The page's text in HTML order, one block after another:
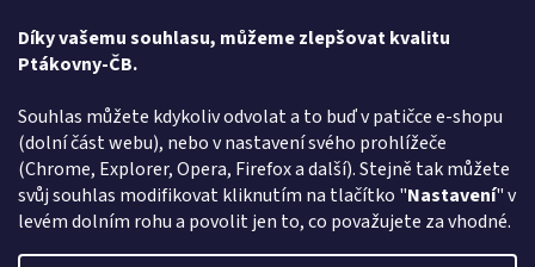
Díky vašemu souhlasu, můžeme zlepšovat kvalitu
Ptákovny-ČB.
Souhlas můžete kdykoliv odvolat a to buď v patičce e-shopu
(dolní část webu), nebo v nastavení svého prohlížeče
(Chrome, Explorer, Opera, Firefox a další). Stejně tak můžete
svůj souhlas modifikovat kliknutím na tlačítko "Nastavení" v
levém dolním rohu a povolit jen to, co považujete za vhodné.
Způsob ověřování recenzí